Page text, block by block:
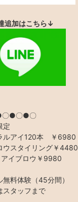
追加はこちら↓
●〇●〇
定
ルアイ120本 ￥6980
ウスタイリング￥4480
イブロウ￥9980
無料体験（45分間）
スタッフまで